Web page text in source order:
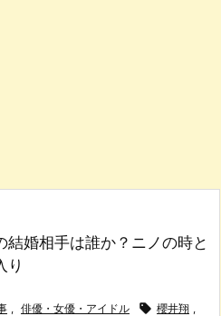
結婚相手は誰か？ニノの時と
り
, 俳優・女優・アイドル  櫻井翔 ,